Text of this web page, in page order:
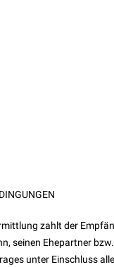
zahlt der
seinen Ehepartner
unter Einschluss